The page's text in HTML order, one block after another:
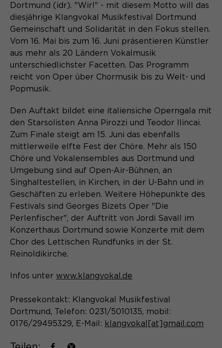
Zweck
Content Management System dieser
Webseite. Diese Basis-Cookies sind
Sie ermöglichen es der Website, Sie
zu erkennen und somit Ihre Sitzung
offen zu halten. Es speichert bei
einem Benutzer-Login für einen
"hash-Wert") zum entsprechenden
Datenbankeintrag des Nutzers.
Name PHPSESSID
Anbieter Session-Cookies
Schließen des Browsers wieder
gelöscht.
PHPs Standard Sitzungs- Identifikation
Name be_typo_user
Name _pk_id*
Anbieter Matomo
Laufzeit 13 Monate
Zweck
Dient zur anonymen
Name _pk_ses*
Laufzeit 30 Minuten
Speichert vorübergehend Daten der
aktuellen Sitzung.
Name
Anbieter Matomo
Laufzeit 6 Monate
Zweck
Cookie-Informationen
Aktivierung Mehrsprachigkeit
Diese Cookies ermöglichen die automatische
Übersetzung der Website-Inhalte durch GTranslate.
Name
Laufzeit 1 Jahr
Zweck
Speichert die vom Nutzer gewählte
Sprache für die automatische
Übersetzung der Website.
Cookie-Informationen
Dortmund (idr). "Wir!" - mit diesem Motto will das
diesjährige Klangvokal Musikfestival Dortmund
Gemeinschaft und Solidarität in den Fokus stellen.
Vom 16. Mai bis zum 16. Juni präsentieren Künstler
aus mehr als 20 Ländern Vokalmusik
unterschiedlichster Facetten. Das Programm
reicht von Oper über Chormusik bis zu Welt- und
Popmusik.
Den Auftakt bildet eine italiensiche Operngala mit
den Starsolisten Anna Pirozzi und Teodor Ilincai.
Zum Finale steigt am 15. Juni das ebenfalls
mittlerweile elfte Fest der Chöre. Mehr als 150
Chöre und Vokalensembles aus Dortmund und
Umgebung sind auf Open-Air-Bühnen, an
Singhaltestellen, in Kirchen, in der U-Bahn und in
Geschäften zu erleben. Weitere Höhepunkte des
Festivals sind Georges Bizets Oper "Die
Perlenfischer", der Auftritt von Jordi Savall im
Konzerthaus Dortmund sowie Konzerte mit dem
Chor des Lettischen Rundfunks in der St.
Reinoldikirche.
Infos unter www.klangvokal.de
Pressekontakt: Klangvokal Musikfestival
Dortmund, Telefon: 0231/5010135, mobil:
0176/29495329, E-Mail: klangvokal[at]gmail.com